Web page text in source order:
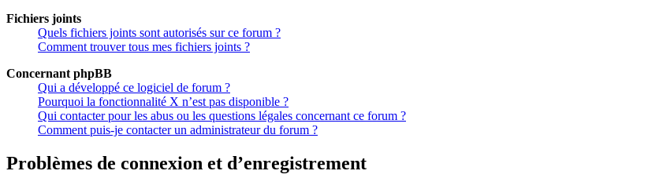
Fichiers joints
Quels fichiers joints sont autorisés sur ce forum ?
Comment trouver tous mes fichiers joints ?
Concernant phpBB
Qui a développé ce logiciel de forum ?
Pourquoi la fonctionnalité X n’est pas disponible ?
Qui contacter pour les abus ou les questions légales concernant ce forum ?
Comment puis-je contacter un administrateur du forum ?
Problèmes de connexion et d’enregistrement